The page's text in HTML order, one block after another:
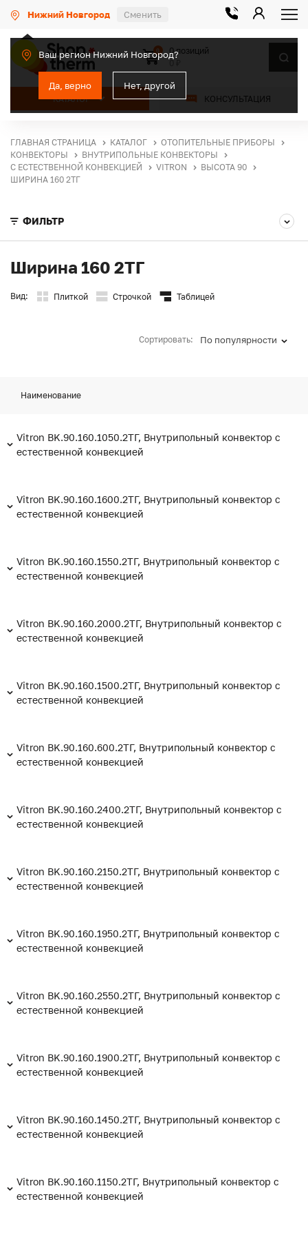
Нижний Новгород Сменить
Ваш регион Нижний Новгород?
Да, верно Нет, другой
КАТАЛОГ КОНСУЛЬТАЦИЯ
0
0 позиций
ГЛАВНАЯ СТРАНИЦА КАТАЛОГ
ОТОПИТЕЛЬНЫЕ ПРИБОРЫ
КОНВЕКТОРЫ
ВНУТРИПОЛЬНЫЕ КОНВЕКТОРЫ
С ЕСТЕСТВЕННОЙ КОНВЕКЦИЕЙ
VITRON
ВЫСОТА 90
ШИРИНА 160 2ТГ
ФИЛЬТР
Ширина 160 2ТГ
Вид: Плиткой Строчкой Таблицей
Сортировать: По популярности
Наименование
Vitron BK.90.160.1050.2ТГ, Внутрипольный конвектор с
естественной конвекцией
Vitron BK.90.160.1600.2ТГ, Внутрипольный конвектор с
естественной конвекцией
Vitron BK.90.160.1550.2ТГ, Внутрипольный конвектор с
естественной конвекцией
Vitron BK.90.160.2000.2ТГ, Внутрипольный конвектор с
естественной конвекцией
Vitron BK.90.160.1500.2ТГ, Внутрипольный конвектор с
естественной конвекцией
Vitron BK.90.160.600.2ТГ, Внутрипольный конвектор с
естественной конвекцией
Vitron BK.90.160.2400.2ТГ, Внутрипольный конвектор с
естественной конвекцией
Vitron BK.90.160.2150.2ТГ, Внутрипольный конвектор с
естественной конвекцией
Vitron BK.90.160.1950.2ТГ, Внутрипольный конвектор с
естественной конвекцией
Vitron BK.90.160.2550.2ТГ, Внутрипольный конвектор с
естественной конвекцией
Vitron BK.90.160.1900.2ТГ, Внутрипольный конвектор с
естественной конвекцией
Vitron BK.90.160.1450.2ТГ, Внутрипольный конвектор с
естественной конвекцией
Vitron BK.90.160.1150.2ТГ, Внутрипольный конвектор с
естественной конвекцией